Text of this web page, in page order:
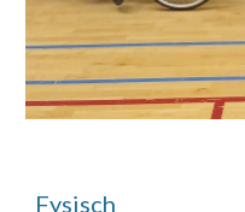
Fysisch